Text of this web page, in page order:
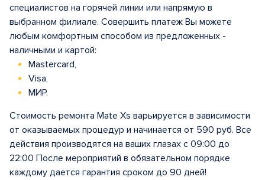
специалистов на горячей линии или напрямую в
выбранном филиале. Совершить платеж Вы можете
любым комфортным способом из предложенных -
наличными и картой:
Mastercard,
Visa,
МИР.
Стоимость ремонта Mate Xs варьируется в зависимости
от оказываемых процедур и начинается от 590 руб. Все
действия производятся на ваших глазах с 09:00 до
22:00 После мероприятий в обязательном порядке
каждому дается гарантия сроком до 90 дней!